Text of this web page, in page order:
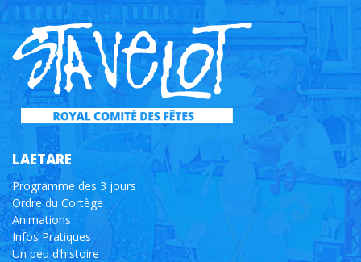
LAETARE
Programme des 3 jours
Ordre du Cortège
Animations
Infos Pratiques
Un peu d’histoire